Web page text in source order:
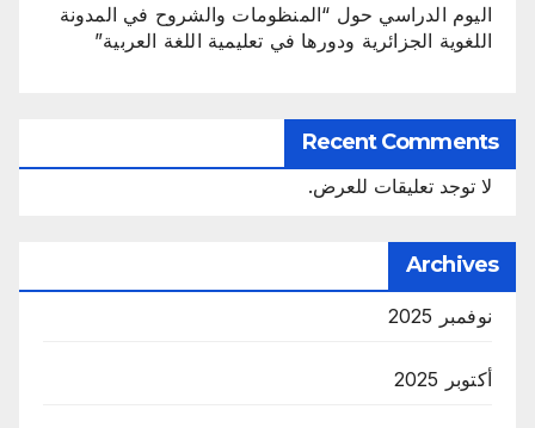
اليوم الدراسي حول “المنظومات والشروح في المدونة
اللغوية الجزائرية ودورها في تعليمية اللغة العربية”
Recent Comments
لا توجد تعليقات للعرض.
Archives
نوفمبر 2025
أكتوبر 2025